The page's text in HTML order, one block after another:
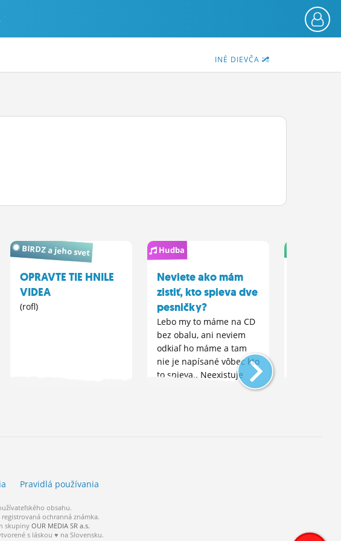
INÉ DIEVČA
BIRDZ a jeho svet
OPRAVTE TIE HNILE
VIDEA
(rofl)
Hudba
Neviete ako mám
zistiť, kto spieva dve
pesničky?
Lebo my to máme na CD
bez obalu, ani neviem
odkiaľ ho máme a tam
nie je napísané vôbec kto
to spieva.. Neexistuje
nejaký program na to?
Pravidlá používania
obsahu.
registrovaná ochranná známka.
skupinyOUR MEDIA SR a.s.
s láskou ♥ na Slovensku.